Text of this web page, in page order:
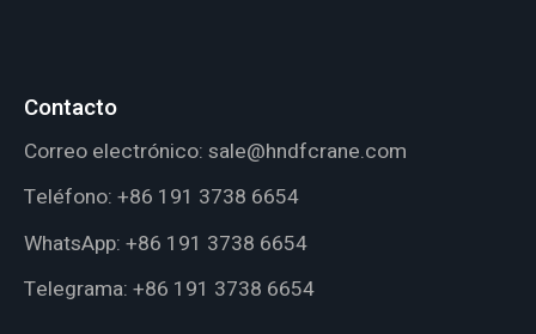
Contacto
Correo electrónico: sale@hndfcrane.com
Teléfono: +86 191 3738 6654
WhatsApp: +86 191 3738 6654
Telegrama: +86 191 3738 6654